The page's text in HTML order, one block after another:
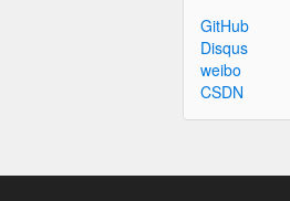
GitHub
Disqus
weibo
CSDN